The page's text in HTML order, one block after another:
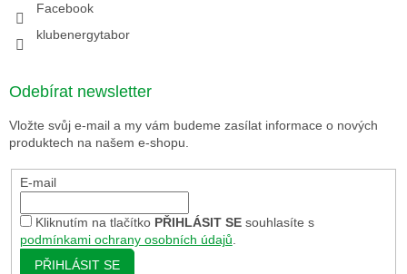
Facebook
klubenergytabor
Odebírat newsletter
Vložte svůj e-mail a my vám budeme zasílat informace o nových
produktech na našem e-shopu.
E-mail
Kliknutím na tlačítko PŘIHLÁSIT SEsouhlasíte s
podmínkami ochrany osobních údajů
PŘIHLÁSIT SE